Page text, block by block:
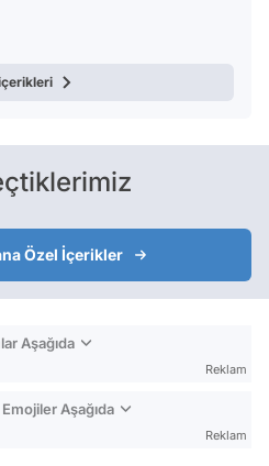
Özel İçerikler
Aşağıda
Reklam
Aşağıda
Reklam